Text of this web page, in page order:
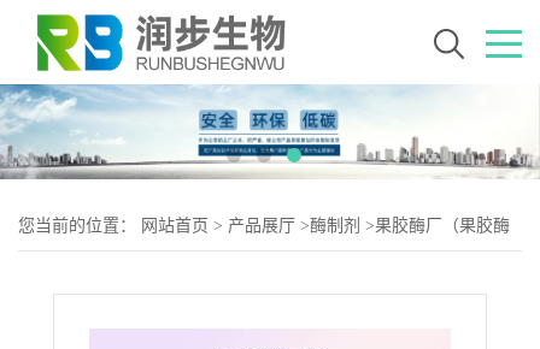
您当前的位置： 网站首页 > 产品展厅 >酶制剂 >果胶酶厂（果胶酶